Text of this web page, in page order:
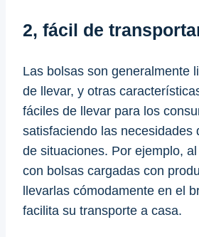
2, fácil de
Las bolsas son generalmente
de llevar, y otras
fáciles de llevar para los
satisfaciendo las necesidades
de situaciones. Por ejemplo,
con bolsas cargadas con
llevarlas cómodamente en el
facilita su transporte a casa.